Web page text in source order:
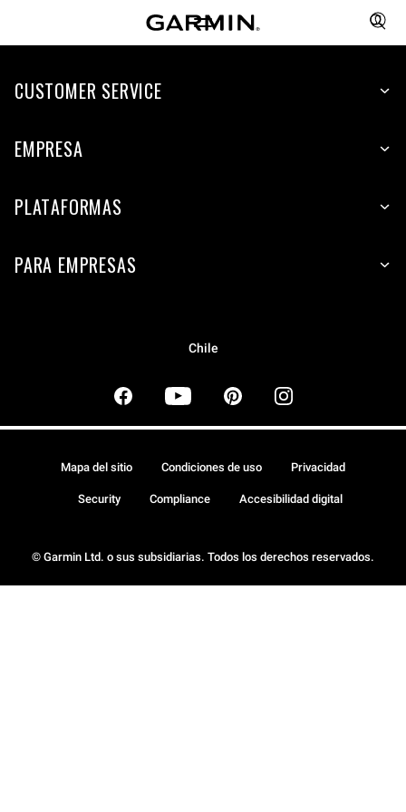
CUSTOMER SERVICE
EMPRESA
PLATAFORMAS
PARA EMPRESAS
Chile
© Garmin Ltd. o sus subsidiarias. Todos los derechos reservados.
Mapa del sitio Condiciones de uso Privacidad
Security Compliance Accesibilidad digital